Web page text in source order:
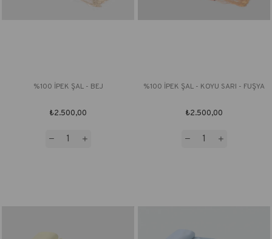
%100 İPEK ŞAL - BEJ
₺2.500,00
%100 İPEK ŞAL - KOYU SARI - FUŞYA
₺2.500,00